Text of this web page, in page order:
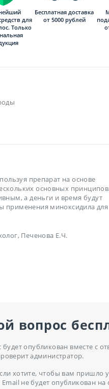
для
Только
Бесплатная доставка
от 5000 рублей
препарат на основе
основных
а деньги и время будут
применения миноксидила для
Печенова Е.Ч.
вопрос
опубликован вместе с
администратор.
хотите, чтобы вам пришло
Email не будет опубликован на